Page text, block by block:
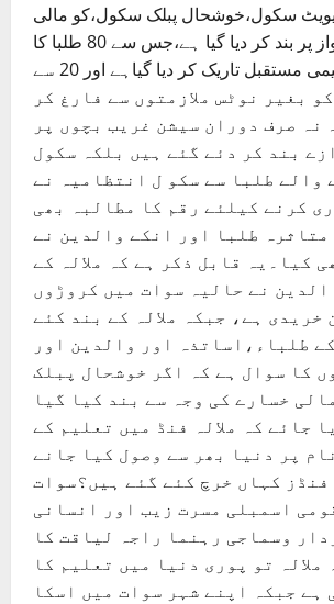
سکول،خوشحال پبلک سکول،کو مالی
خسارے کے جواز پر بند کر دیا گیا ہے،جس سے 80 طلبا کا
تعلیمی مستقبل تاریک کر دیا گیاہے اور 20 سے
بغیر نوٹس ملازمتوں سے فارغ کر
نہ صرف دوران سیشن غریب بچوں پر
بند کر دئے گئے ہیں بلکہ سکول
والے طلبا سے سکو ل انتظامیہ نے
کرنے کیلئے رقم کا مطالبہ بھی
طلبا اور انکے والدین نے
کیا۔یہ قابل ذکر ہے کہ ملالہ کے
الدین نے حالیہ سوات میں کروڑوں
خریدی ہے، جبکہ ملالہ کے بند کئے
طلباء،اساتذہ اور والدین اور
کا سوال ہے کہ اگر خوشحال پبلک
خسارے کی وجہ سے بند کیا گیا
جائے کہ ملالہ فنڈ میں تعلیم کے
پر دنیا بھر سے وصول کیا جانے
فنڈز کہاں خرچ کئے گئے ہیں؟سوات
اسمبلی مسرت زیب اور انسانی
وسماجی رہنما راجہ لیاقت کا
ملالہ تو پوری دنیا میں تعلیم کا
ہے جبکہ اپنے شہر سوات میں اسکا